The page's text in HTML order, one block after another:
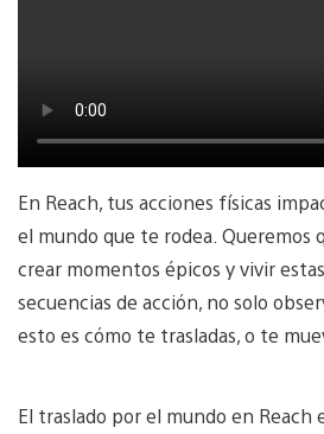
En Reach, tus acciones físicas
el mundo que te rodea. Queremos
crear momentos épicos y vivir
secuencias de acción, no solo
esto es cómo te trasladas, o te
El traslado por el mundo en Reach